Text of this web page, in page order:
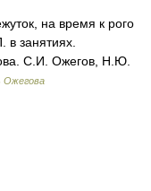
на время к рого
в занятиях.
С.И. Ожегов, Н.Ю.
Ожегова